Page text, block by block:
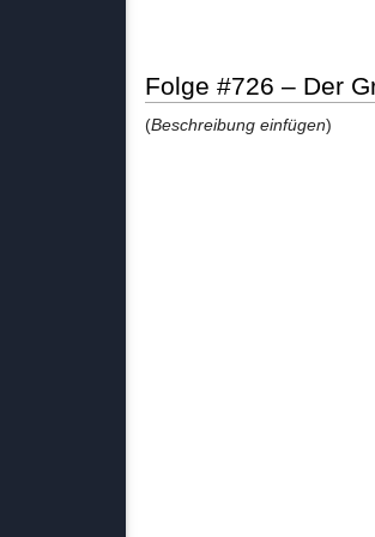
Folge #726 – Der
(Beschreibung einfügen)